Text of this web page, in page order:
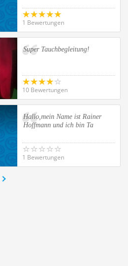
1 Bewertungen
Super Tauchbegleitung!
10 Bewertungen
Hallo,mein Name ist Rainer
Hoffmann und ich bin Ta
1 Bewertungen